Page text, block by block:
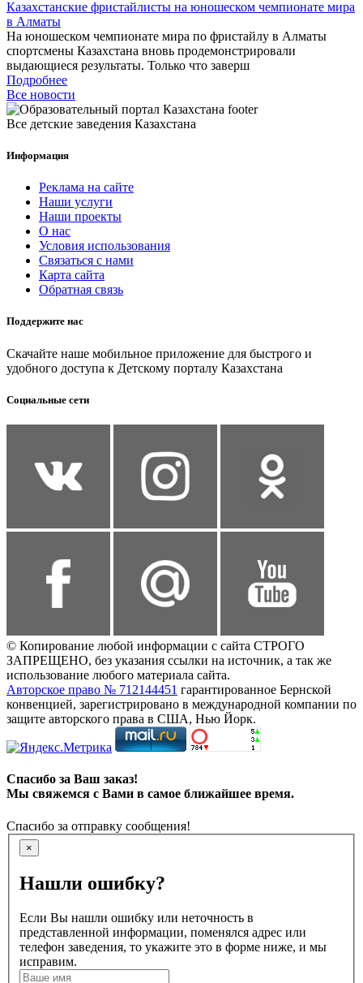
Казахстанские фристайлисты на юношеском чемпионате мира
в Алматы
На юношеском чемпионате мира по фристайлу в Алматы
спортсмены Казахстана вновь продемонстрировали
выдающиеся результаты. Только что заверш
Подробнее
Все новости
Все детские заведения Казахстана
Информация
Реклама на сайте
Наши услуги
Наши проекты
О нас
Условия использования
Связаться с нами
Карта сайта
Обратная связь
Поддержите нас
Скачайте наше мобильное приложение для быстрого и
удобного доступа к Детскому порталу Казахстана
Социальные сети
© Копирование любой информации с сайта СТРОГО
ЗАПРЕЩЕНО, без указания ссылки на источник, а так же
использование любого материала сайта.
Авторское право № 712144451 гарантированное Бернской
конвенцией, зарегистрировано в международной компании по
защите авторского права в США, Нью Йорк.
Спасибо за Ваш заказ!
Мы свяжемся с Вами в самое ближайшее время.
Спасибо за отправку сообщения!
×
Нашли ошибку?
Если Вы нашли ошибку или неточность в
представленной информации, поменялся адрес или
телефон заведения, то укажите это в форме ниже, и мы
исправим.